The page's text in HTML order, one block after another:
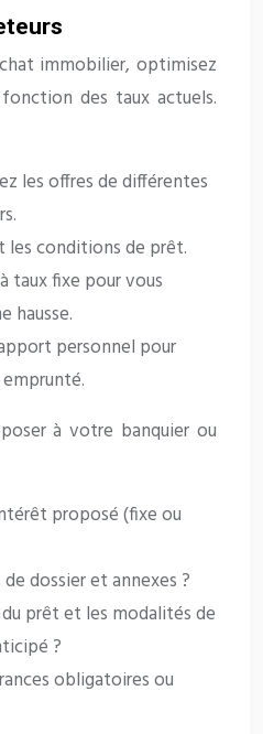
immobilier, optimisez
des taux actuels.
les offres de différentes
les conditions de prêt.
taux fixe pour vous
hausse.
personnel pour
à votre banquier ou
proposé (fixe ou
dossier et annexes ?
prêt et les modalités de
?
obligatoires ou